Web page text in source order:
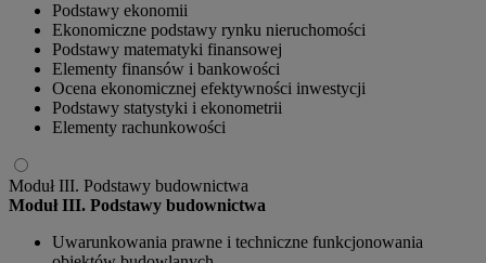
Podstawy ekonomii
Ekonomiczne podstawy rynku nieruchomości
Podstawy matematyki finansowej
Elementy finansów i bankowości
Ocena ekonomicznej efektywności inwestycji
Podstawy statystyki i ekonometrii
Elementy rachunkowości
Moduł III. Podstawy budownictwa
Moduł III. Podstawy budownictwa
Uwarunkowania prawne i techniczne funkcjonowania